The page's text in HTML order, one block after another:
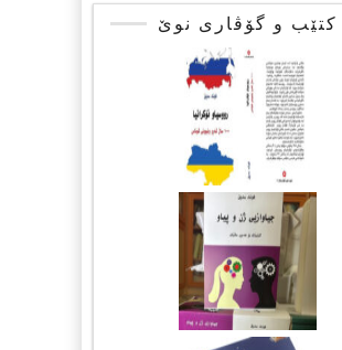
کتێب و گۆڤاری نوێ